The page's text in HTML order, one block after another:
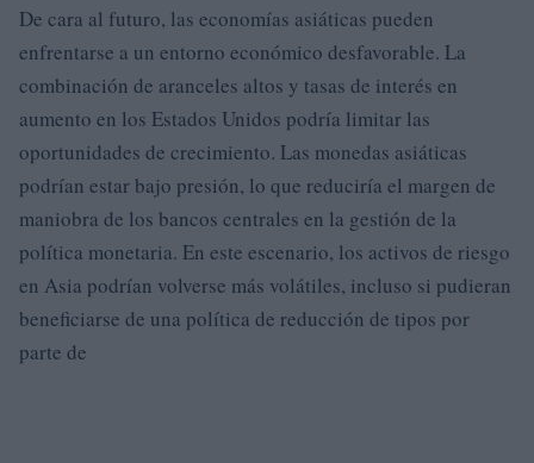
De cara al futuro, las economías asiáticas pueden
enfrentarse a un entorno económico desfavorable. La
combinación de aranceles altos y tasas de interés en
aumento en los Estados Unidos podría limitar las
oportunidades de crecimiento. Las monedas asiáticas
podrían estar bajo presión, lo que reduciría el margen de
maniobra de los bancos centrales en la gestión de la
política monetaria. En este escenario, los activos de riesgo
en Asia podrían volverse más volátiles, incluso si pudieran
beneficiarse de una política de reducción de tipos por
parte de